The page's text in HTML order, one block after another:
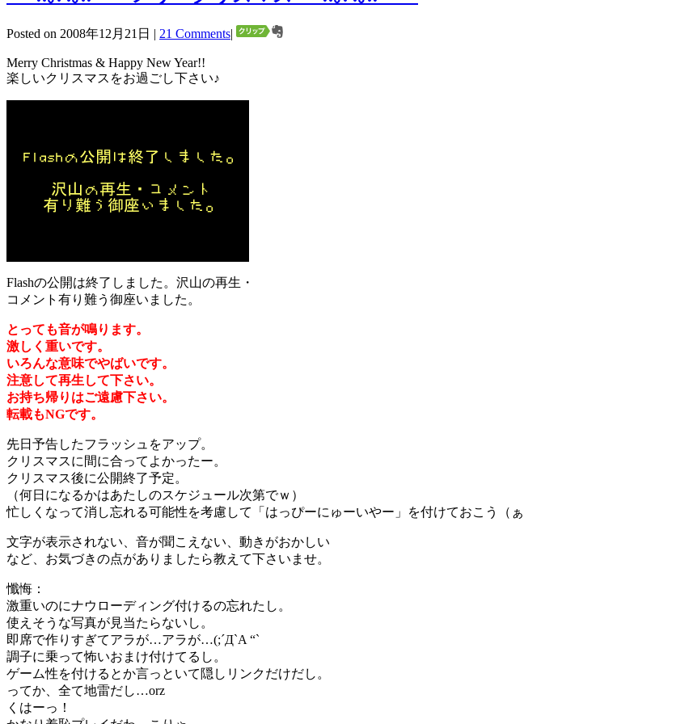
Posted on 2008年12月21日 | 21 Comments|
Merry Christmas & Happy New Year!!
楽しいクリスマスをお過ごし下さい♪
Flashの公開は終了しました。沢山の再生・
コメント有り難う御座いました。
とっても音が鳴ります。
激しく重いです。
いろんな意味でやばいです。
注意して再生して下さい。
お持ち帰りはご遠慮下さい。
転載もNGです。
先日予告したフラッシュをアップ。
クリスマスに間に合ってよかったー。
クリスマス後に公開終了予定。
（何日になるかはあたしのスケジュール次第でｗ）
忙しくなって消し忘れる可能性を考慮して「はっぴーにゅーいやー」を付けておこう（ぁ
文字が表示されない、音が聞こえない、動きがおかしい
など、お気づきの点がありましたら教えて下さいませ。
懺悔：
激重いのにナウローディング付けるの忘れたし。
使えそうな写真が見当たらないし。
即席で作りすぎてアラが…アラが…(;´Д`A “`
調子に乗って怖いおまけ付けてるし。
ゲーム性を付けるとか言っといて隠しリンクだけだし。
ってか、全て地雷だし…orz
くはーっ！